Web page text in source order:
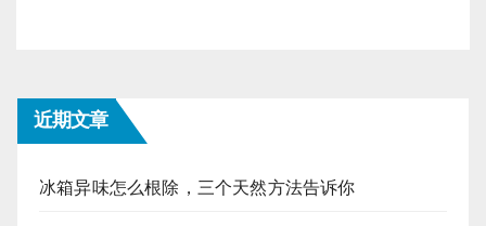
近期文章
冰箱异味怎么根除，三个天然方法告诉你